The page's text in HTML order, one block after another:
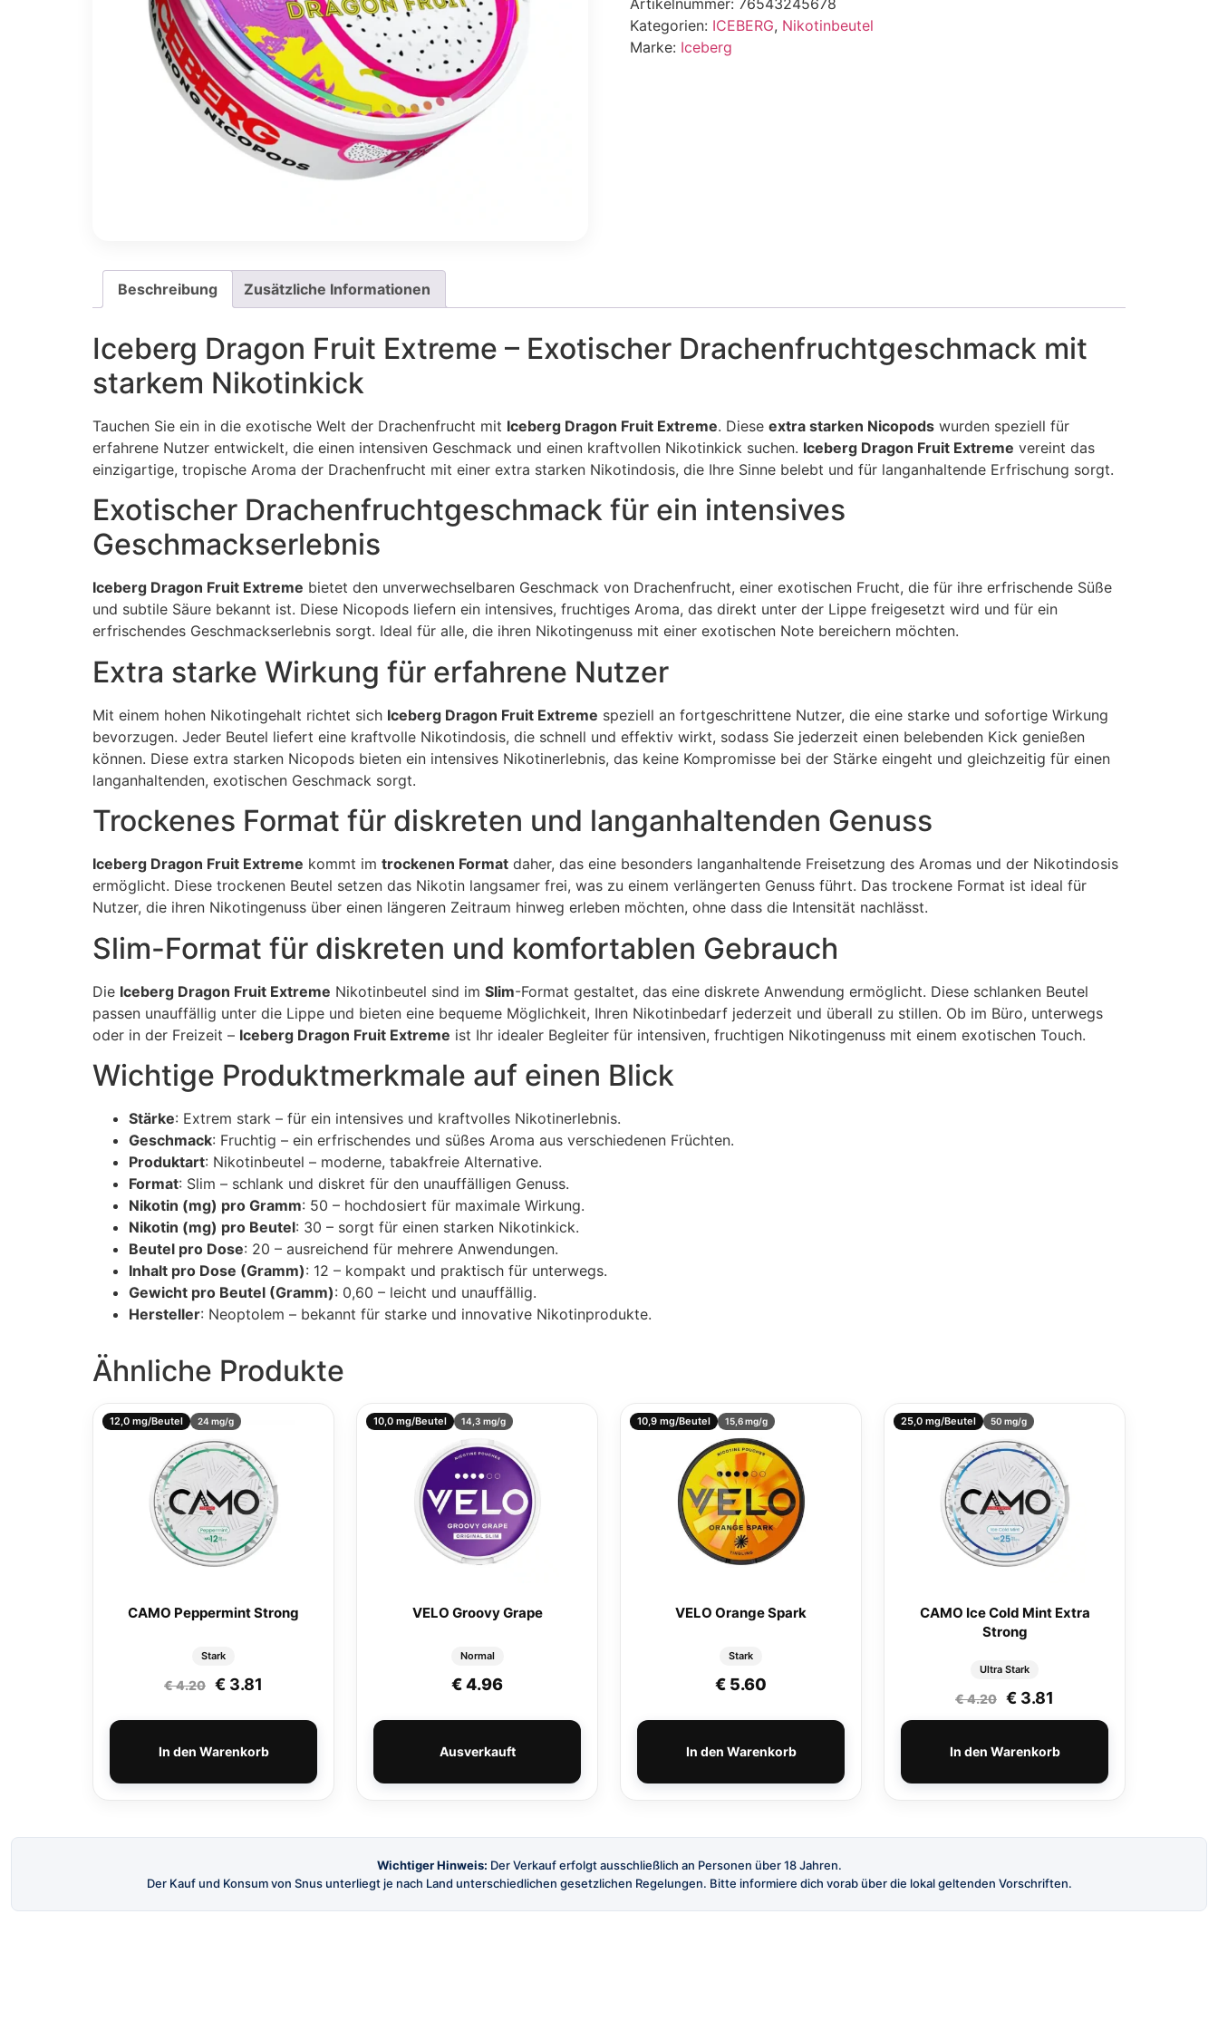
Artikelnummer: 76543245678
Kategorien: ICEBERG, Nikotinbeutel
Marke: Iceberg
Beschreibung Zusätzliche Informationen
Iceberg Dragon Fruit Extreme – Exotischer Drachenfruchtgeschmack mit
starkem Nikotinkick
Tauchen Sie ein in die exotische Welt der Drachenfrucht mit Iceberg Dragon Fruit Extreme. Diese extra starken Nicopods wurden speziell für
erfahrene Nutzer entwickelt, die einen intensiven Geschmack und einen kraftvollen Nikotinkick suchen. Iceberg Dragon Fruit Extreme vereint das
einzigartige, tropische Aroma der Drachenfrucht mit einer extra starken Nikotindosis, die Ihre Sinne belebt und für langanhaltende Erfrischung sorgt.
Exotischer Drachenfruchtgeschmack für ein intensives
Geschmackserlebnis
Iceberg Dragon Fruit Extreme bietet den unverwechselbaren Geschmack von Drachenfrucht, einer exotischen Frucht, die für ihre erfrischende Süße
und subtile Säure bekannt ist. Diese Nicopods liefern ein intensives, fruchtiges Aroma, das direkt unter der Lippe freigesetzt wird und für ein
erfrischendes Geschmackserlebnis sorgt. Ideal für alle, die ihren Nikotingenuss mit einer exotischen Note bereichern möchten.
Extra starke Wirkung für erfahrene Nutzer
Mit einem hohen Nikotingehalt richtet sich Iceberg Dragon Fruit Extreme speziell an fortgeschrittene Nutzer, die eine starke und sofortige Wirkung
bevorzugen. Jeder Beutel liefert eine kraftvolle Nikotindosis, die schnell und effektiv wirkt, sodass Sie jederzeit einen belebenden Kick genießen
können. Diese extra starken Nicopods bieten ein intensives Nikotinerlebnis, das keine Kompromisse bei der Stärke eingeht und gleichzeitig für einen
langanhaltenden, exotischen Geschmack sorgt.
Trockenes Format für diskreten und langanhaltenden Genuss
Iceberg Dragon Fruit Extreme kommt im trockenen Format daher, das eine besonders langanhaltende Freisetzung des Aromas und der Nikotindosis
ermöglicht. Diese trockenen Beutel setzen das Nikotin langsamer frei, was zu einem verlängerten Genuss führt. Das trockene Format ist ideal für
Nutzer, die ihren Nikotingenuss über einen längeren Zeitraum hinweg erleben möchten, ohne dass die Intensität nachlässt.
Slim-Format für diskreten und komfortablen Gebrauch
Die Iceberg Dragon Fruit Extreme Nikotinbeutel sind im Slim-Format gestaltet, das eine diskrete Anwendung ermöglicht. Diese schlanken Beutel
passen unauffällig unter die Lippe und bieten eine bequeme Möglichkeit, Ihren Nikotinbedarf jederzeit und überall zu stillen. Ob im Büro, unterwegs
oder in der Freizeit – Iceberg Dragon Fruit Extreme ist Ihr idealer Begleiter für intensiven, fruchtigen Nikotingenuss mit einem exotischen Touch.
Wichtige Produktmerkmale auf einen Blick
Stärke: Extrem stark – für ein intensives und kraftvolles Nikotinerlebnis.
Geschmack: Fruchtig – ein erfrischendes und süßes Aroma aus verschiedenen Früchten.
Produktart: Nikotinbeutel – moderne, tabakfreie Alternative.
Format: Slim – schlank und diskret für den unauffälligen Genuss.
Nikotin (mg) pro Gramm: 50 – hochdosiert für maximale Wirkung.
Nikotin (mg) pro Beutel: 30 – sorgt für einen starken Nikotinkick.
Beutel pro Dose: 20 – ausreichend für mehrere Anwendungen.
Inhalt pro Dose (Gramm): 12 – kompakt und praktisch für unterwegs.
Gewicht pro Beutel (Gramm): 0,60 – leicht und unauffällig.
Hersteller: Neoptolem – bekannt für starke und innovative Nikotinprodukte.
Ähnliche Produkte
12,0 mg/Beutel 24 mg/g
CAMO Peppermint Strong
Stark
€4.20 Ursprünglicher Preis war: € 4.20
€ 3.81 Aktueller Preis ist: € 3.81.
In den Warenkorb
10,0 mg/Beutel 14,3 mg/g
VELO Groovy Grape
Normal
€4.96
Ausverkauft
10,9 mg/Beutel 15,6 mg/g
VELO Orange Spark
Stark
€ 5.60
In den Warenkorb
25,0 mg/Beutel 50 mg/g
CAMO Ice Cold Mint Extra
Strong
Ultra Stark
€4.20 Ursprünglicher Preis war:
€ 3.81
In den Warenkorb
Wichtiger Hinweis: Der Verkauf erfolgt ausschließlich an Personen über 18 Jahren.
Der Kauf und Konsum von Snus unterliegt je nach Land unterschiedlichen gesetzlichen Regelungen. Bitte informiere dich vorab über die lokal geltenden Vorschriften.